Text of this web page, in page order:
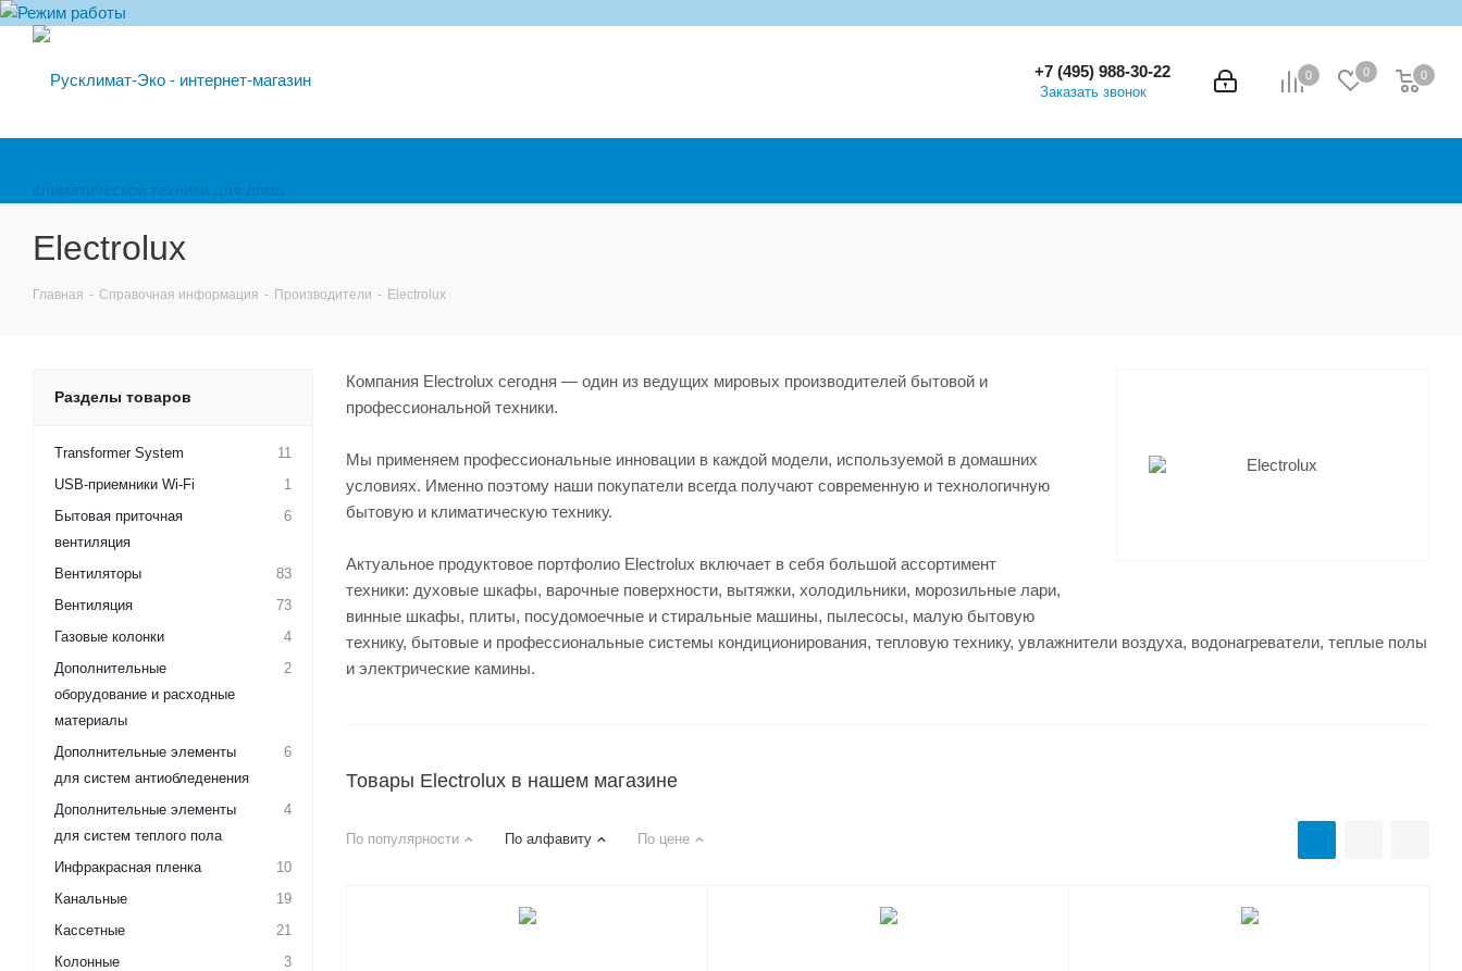
0 0 0
0
+7 (495) 988-30-22
Заказать звонок
Electrolux
Главная - Справочная информация - Производители - Electrolux
Компания Electrolux сегодня — один из ведущих мировых производителей бытовой и
профессиональной техники.
Мы применяем профессиональные инновации в каждой модели, используемой в домашних
условиях. Именно поэтому наши покупатели всегда получают современную и технологичную
бытовую и климатическую технику.
Актуальное продуктовое портфолио Electrolux включает в себя большой ассортимент
техники: духовые шкафы, варочные поверхности, вытяжки, холодильники, морозильные лари,
винные шкафы, плиты, посудомоечные и стиральные машины, пылесосы, малую бытовую
технику, бытовые и профессиональные системы кондиционирования, тепловую технику, увлажнители воздуха, водонагреватели, теплые полы
и электрические камины.
Товары Electrolux в нашем магазине
По популярности По алфавиту По цене
Разделы товаров
Transformer System
11
USB-приемники Wi-Fi
1
Бытовая приточная
вентиляция
6
Вентиляторы
83
Вентиляция
73
Газовые колонки
4
Дополнительные
оборудование и расходные
материалы
2
Дополнительные элементы
для систем антиобледенения
6
Дополнительные элементы
для систем теплого пола
4
Инфракрасная пленка
10
Канальные
19
Кассетные
21
Колонные
3